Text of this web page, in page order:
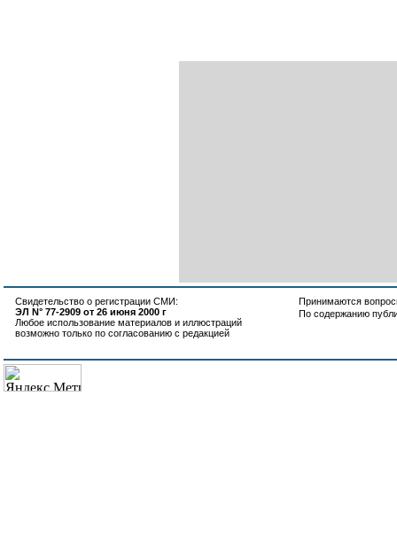
Свидетельство о регистрации СМИ:
ЭЛ N° 77-2909 от 26 июня 2000 г
Любое использование материалов и иллюстраций
возможно только по согласованию с редакцией
Принимаются
По содержанию